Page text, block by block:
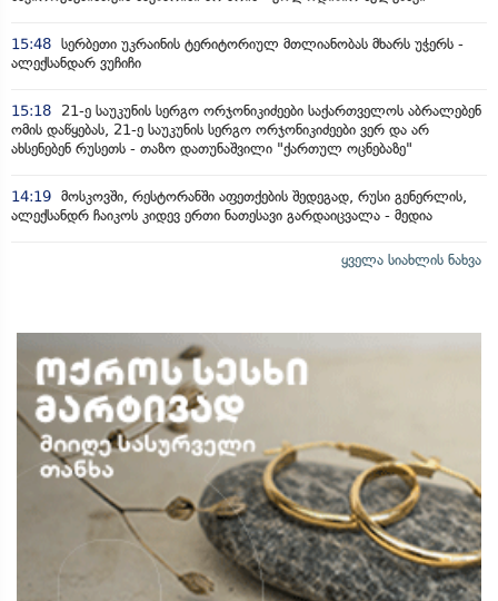
15:48 სერბეთი უკრაინის ტერიტორიულ მთლიანობას მხარს უჭერს -
ალექსანდარ ვუჩიჩი
15:18
21-ე საუკუნის სერგო ორჯონიკიძეები საქართველოს აბრალებენ
ომის დაწყებას, 21-ე საუკუნის სერგო ორჯონიკიძეები ვერ და არ
ახსენებენ რუსეთს - თაზო დათუნაშვილი "ქართულ ოცნებაზე"
14:19 მოსკოვში, რესტორანში აფეთქების შედეგად, რუსი გენერლის,
ალექსანდრ ჩაიკოს კიდევ ერთი ნათესავი გარდაიცვალა - მედია
ყველა სიახლის ნახვა